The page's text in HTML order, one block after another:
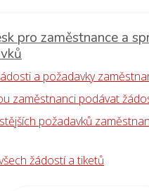
pro zaměstnance a
a požadavky
zaměstnanci podávat
požadavků
žádostí a tiketů